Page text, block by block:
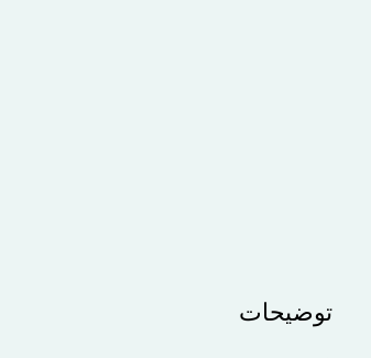
توضیحات